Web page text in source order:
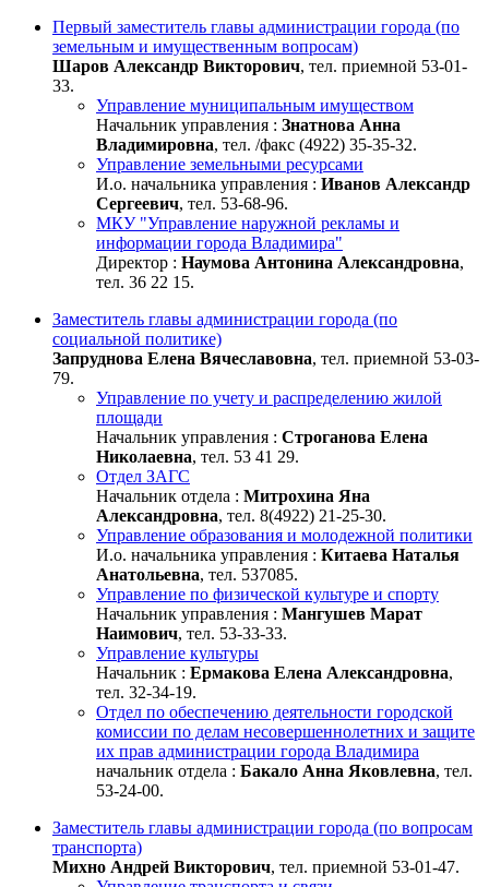
Первый заместитель главы администрации города (по
земельным и имущественным вопросам)
Шаров Александр Викторович, тел. приемной 53-01-
33.
Управление муниципальным имуществом
Начальник управления : Знатнова Анна
Владимировна, тел. /факс (4922) 35-35-32.
Управление земельными ресурсами
И.о. начальника управления : Иванов Александр
Сергеевич, тел. 53-68-96.
МКУ "Управление наружной рекламы и
информации города Владимира"
Директор : Наумова Антонина Александровна,
тел. 36 22 15.
Заместитель главы администрации города (по
социальной политике)
Запруднова Елена Вячеславовна, тел. приемной 53-03-
79.
Управление по учету и распределению жилой
площади
Начальник управления : Строганова Елена
Николаевна, тел. 53 41 29.
Отдел ЗАГС
Начальник отдела : Митрохина Яна
Александровна, тел. 8(4922) 21-25-30.
Управление образования и молодежной политики
И.о. начальника управления : Китаева Наталья
Анатольевна, тел. 537085.
Управление по физической культуре и спорту
Начальник управления : Мангушев Марат
Наимович, тел. 53-33-33.
Управление культуры
Начальник : Ермакова Елена Александровна,
тел. 32-34-19.
Отдел по обеспечению деятельности городской
комиссии по делам несовершеннолетних и защите
их прав администрации города Владимира
начальник отдела : Бакало Анна Яковлевна, тел.
53-24-00.
Заместитель главы администрации города (по вопросам
транспорта)
Михно Андрей Викторович, тел. приемной 53-01-47.